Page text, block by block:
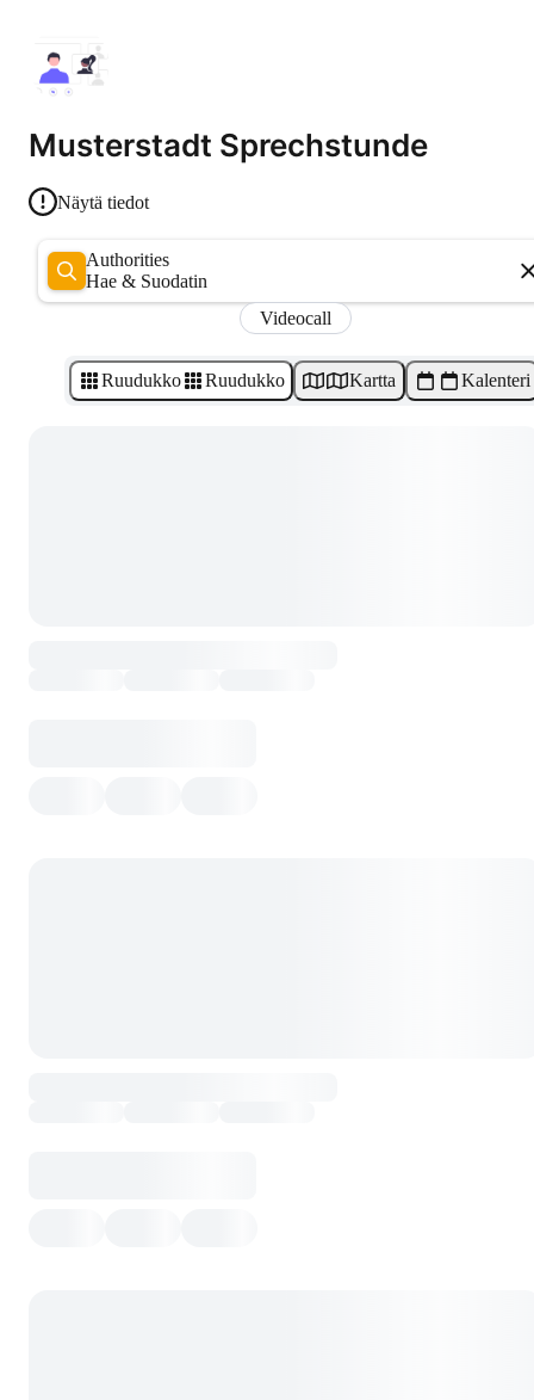
Musterstadt Sprechstunde
Näytä tiedot
Authorities
Hae & Suodatin
Videocall
Ruudukko Ruudukko Kartta Kalenteri